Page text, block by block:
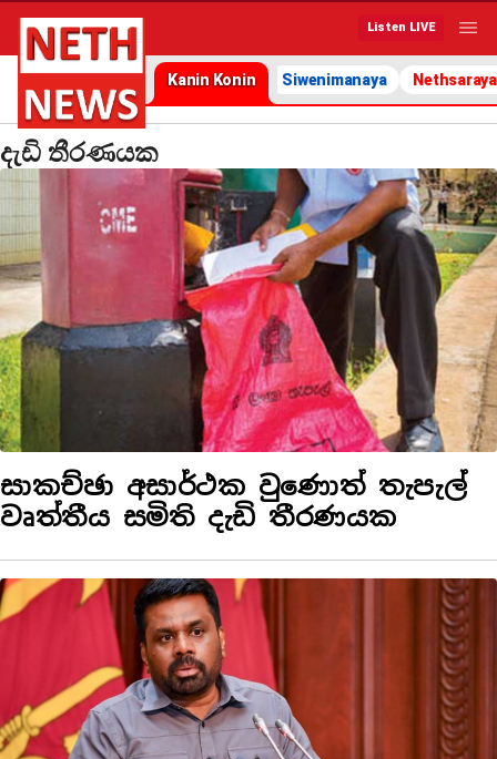
Listen LIVE
Kanin Konin Siwenimanaya Nethsaraya
දැඩි තීරණයක
සාකච්ඡා අසාර්ථක වුණොත් තැපැල්
වෘත්තීය සමිති දැඩි තීරණයක